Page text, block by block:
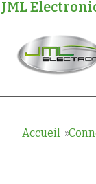
JML
Accueil